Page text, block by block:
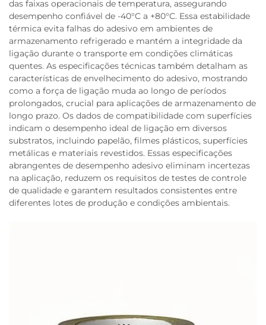
das faixas operacionais de temperatura, assegurando
desempenho confiável de -40°C a +80°C. Essa estabilidade
térmica evita falhas do adesivo em ambientes de
armazenamento refrigerado e mantém a integridade da
ligação durante o transporte em condições climáticas
quentes. As especificações técnicas também detalham as
características de envelhecimento do adesivo, mostrando
como a força de ligação muda ao longo de períodos
prolongados, crucial para aplicações de armazenamento de
longo prazo. Os dados de compatibilidade com superfícies
indicam o desempenho ideal de ligação em diversos
substratos, incluindo papelão, filmes plásticos, superfícies
metálicas e materiais revestidos. Essas especificações
abrangentes de desempenho adesivo eliminam incertezas
na aplicação, reduzem os requisitos de testes de controle
de qualidade e garantem resultados consistentes entre
diferentes lotes de produção e condições ambientais.